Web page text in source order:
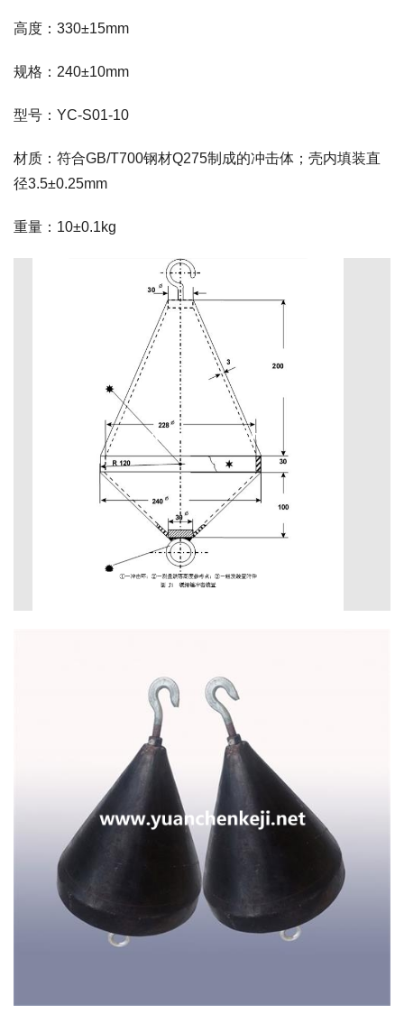
高度：330±15mm
规格：240±10mm
型号：YC-S01-10
材质：符合GB/T700钢材Q275制成的冲击体；壳内填装直
径3.5±0.25mm
重量：10±0.1kg